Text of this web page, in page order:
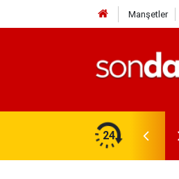
Manşetler
24